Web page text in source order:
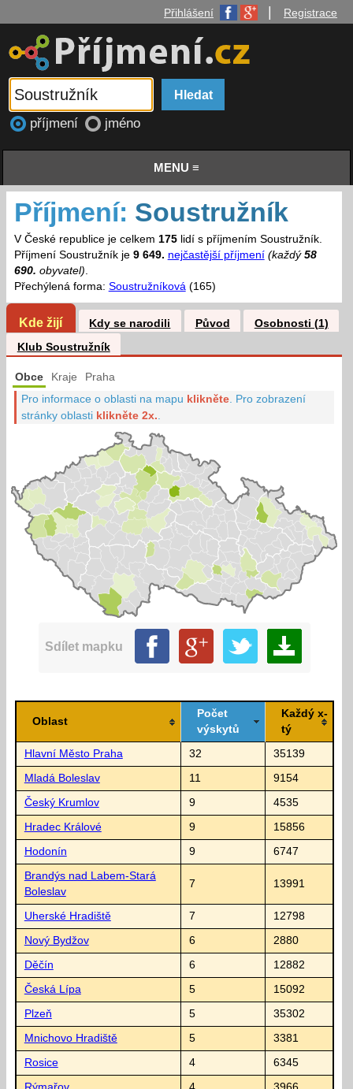
Přihlášení Registrace
příjmení jméno
MENU ≡
Příjmení: Soustružník
V České republice je celkem 175lidí s příjmením Soustružník.
Příjmení Soustružník je 9 649. nejčastější příjmení (každý 58
690. obyvatel).
Přechýlená forma: Soustružníková(165)
Kde žijí Kdy se narodili Původ
Osobnosti (1)
Klub Soustružník
Obce Kraje Praha
Pro informace o oblasti na mapu klikněte Pro zobrazení
stránky oblasti klikněte 2x.
Sdílet mapku
Oblast
Počet
výskytů
Každý x-
tý
Hlavní Město Praha 32 35139
Mladá Boleslav 11 9154
Český Krumlov 9 4535
Hradec Králové 9 15856
Hodonín 9 6747
Brandýs nad Labem-Stará
Boleslav
7 13991
Uherské Hradiště 7 12798
Nový Bydžov 6 2880
Děčín 6 12882
Česká Lípa 5 15092
Plzeň 5 35302
Mnichovo Hradiště 5 3381
Rosice 4 6345